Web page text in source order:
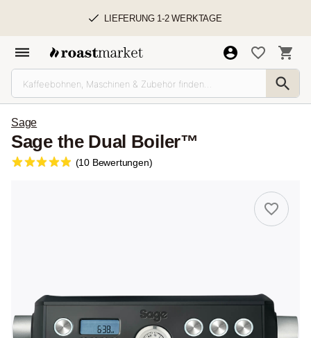
LIEFERUNG 1-2 WERKTAGE
Sage
Sage the Dual Boiler™
(10 Bewertungen)